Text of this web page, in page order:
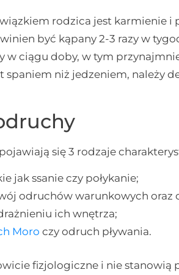
rodzica jest karmienie i
być kąpany 2-3 razy w
w ciągu doby, w tym
spaniem niż jedzeniem, należy
się 3 rodzaje
jak ssanie czy połykanie;
odruchów warunkowych oraz
ich wnętrza;
Moro czy odruch pływania.
fizjologiczne i nie